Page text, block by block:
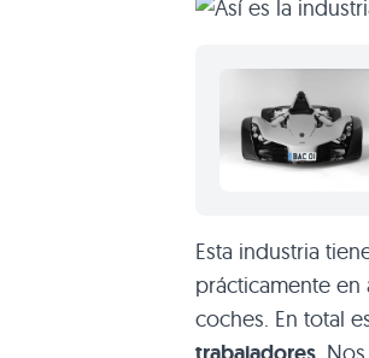
Esta industria
prácticamente
coches. En total